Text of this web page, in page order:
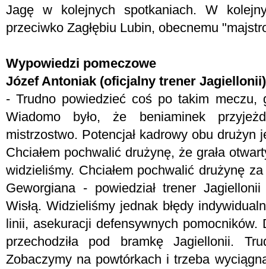
Jagę w kolejnych spotkaniach. W
przeciwko Zagłębiu Lubin, obecnemu
Wypowiedzi pomeczowe
Józef Antoniak (oficjalny trener
- Trudno powiedzieć coś po takim meczu,
Wiadomo było, że beniaminek
mistrzostwo. Potencjał kadrowy obu drużyn
Chciałem pochwalić drużynę, że grała
widzieliśmy. Chciałem pochwalić drużynę
Geworgiana - powiedział trener
Wisłą. Widzieliśmy jednak błędy
linii, asekuracji defensywnych pomocników.
przechodziła pod bramkę Jagiellonii.
Zobaczymy na powtórkach i trzeba